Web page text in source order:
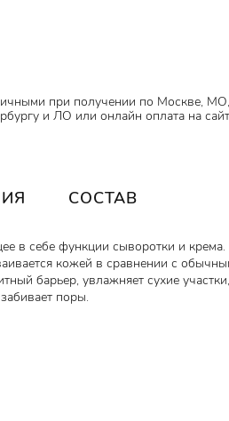
при получении по Москве, МО,
и ЛО или онлайн оплата на
СОСТАВ
в себе функции сыворотки и
кожей в сравнении с
барьер, увлажняет сухие
поры.
веществ, благодаря